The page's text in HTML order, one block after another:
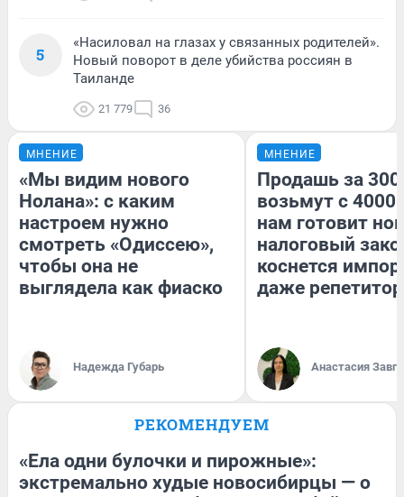
5
«Насиловал на глазах у связанных родителей».
Новый поворот в деле убийства россиян в
Таиланде
21 779 36
МНЕНИЕ
«Мы видим нового
Нолана»: с каким
настроем нужно
смотреть «Одиссею»,
чтобы она не
выглядела как фиаско
Надежда Губарь
МНЕНИЕ
Продашь за
возьмут с
нам готовит
налоговый
коснется
даже
Анастасия
РЕКОМЕНДУЕМ
«Ела одни булочки и пирожные»:
экстремально худые новосибирцы — о